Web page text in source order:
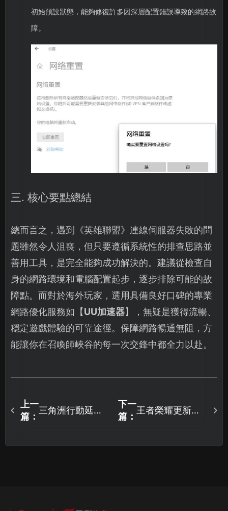
初始預設狀態，能夠修復許多因深層配置錯誤導致的網路故
障。
三. 核心要點總結
總而言之，遇到《英雄聯盟》連線伺服器失敗的問
題雖然令人沮喪，但只要遵循系統性的排查思路並
善用工具，是完全能夠成功解決的。建議從檢查自
身的網路環境和電腦配置起步，逐步排除可能的故
障點。而對於海外玩家，選用具備良好口碑的專業
網路優化服務如【UU加速器】，無疑是獲得流暢、
穩定遊戲體驗的可靠途徑。保障網路暢通無阻，方
能讓你在召喚師峽谷的每一次交鋒中都全力以赴。
上一
篇：
三角洲行動延遲
下一
篇：
王者榮耀更新失